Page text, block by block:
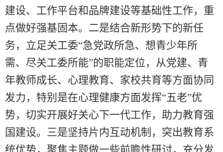
建设、工作平台和品牌建设等基础性工作，重
点做好强基固本。二是结合新形势下的新任
务，立足关工委“急党政所急、想青少年所
需、尽关工委所能”的职能定位，从党建、青
年教师成长、心理教育、家校共育等方面协同
发力，特别是在心理健康方面发挥“五老”优
势，切实开展好关心下一代工作，助力教育强
国建设。三是坚持片内互动机制，突出教育系
统优势，聚焦主题做一些前瞻性研讨，充分发